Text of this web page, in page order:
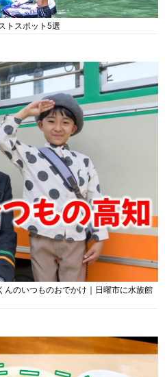
トスポット5選
んのいつものおでかけ｜日曜市に水族館